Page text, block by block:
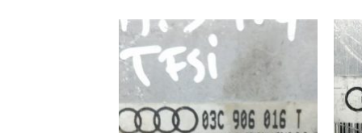
Listeme
Ekle